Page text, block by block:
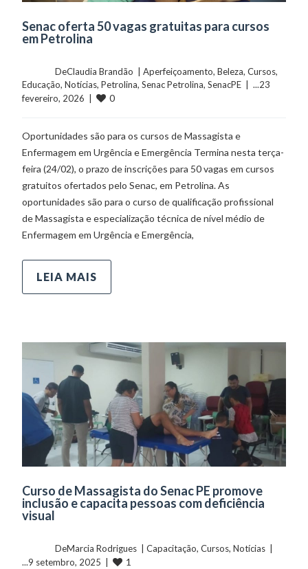
Senac oferta 50 vagas gratuitas para cursos
em Petrolina
	    	DeClaudia Brandão  |
Aperfeiçoamento, Beleza, Cursos
Educação, Notícias, Petrolina, Senac Petrolina, SenacPE
  |  ...23
fevereiro, 2026  |
0
Oportunidades são para os cursos de Massagista e
Enfermagem em Urgência e Emergência Termina nesta terça-
feira (24/02), o prazo de inscrições para 50 vagas em cursos
gratuitos ofertados pelo Senac, em Petrolina. As
oportunidades são para o curso de qualificação profissional
de Massagista e especialização técnica de nível médio de
Enfermagem em Urgência e Emergência,
LEIA MAIS
Curso de Massagista do Senac PE promove
inclusão e capacita pessoas com deficiência
visual
	    	DeMarcia Rodrigues  |
Capacitação, Cursos, Notícias
...9 setembro, 2025  |
1